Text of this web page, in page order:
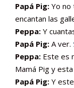
Papá Pig: Yo no
encantan las
Peppa: Y
Papá Pig: A ver.
Peppa: Este es
Mamá Pig y
Papá Pig: Y